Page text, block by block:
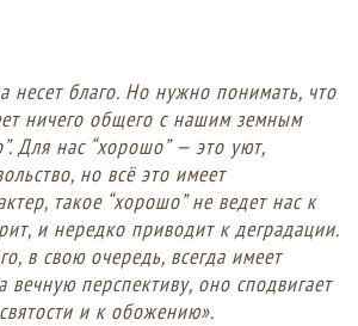
несет благо. Но нужно понимать, что
ничего общего с нашим земным
Для нас “хорошо” — это уют,
но всё это имеет
такое “хорошо” не ведет нас к
и нередко приводит к деградации.
в свою очередь, всегда имеет
вечную перспективу, оно сподвигает
и к обожению».